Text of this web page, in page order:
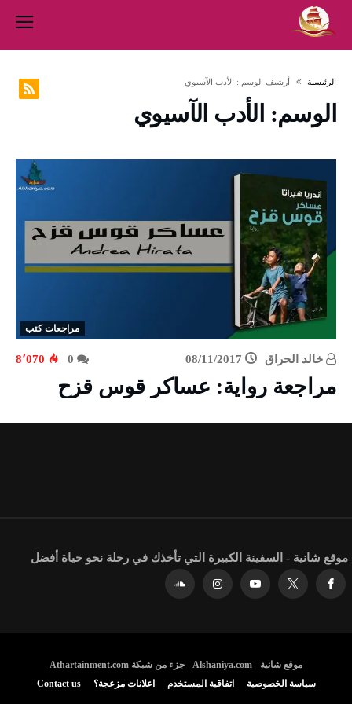
‫الرئيسية‬ ‫أرشيف الوسم :‬ الأدب الآسيوي
الوسم: الأدب الآسيوي
مراجعات كتب
خالد الحراق 08/11/2017 8٬070
مراجعة رواية: عساكر قوس قزح
موقع شانية - السفينة الكبيرة التي تأخذك في رحلة نحو حياة أفضل
موقع شانية - Alshaniya.com - جزء من شبكة Athartainment.com
سياسة الخصوصية
اتفاقية المستخدم اعلانات مزعجة؟ Contact us